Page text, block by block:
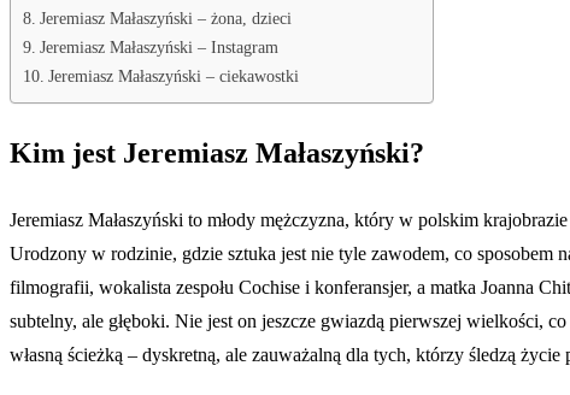
Jeremiasz Małaszyński – żona, dzieci
Jeremiasz Małaszyński – Instagram
Jeremiasz Małaszyński – ciekawostki
Kim jest Jeremiasz Małaszyński?
Jeremiasz Małaszyński to młody mężczyzna, który w polskim
Urodzony w rodzinie, gdzie sztuka jest nie tyle zawodem, co sposobem
filmografii, wokalista zespołu Cochise i konferansjer, a matka Joanna
subtelny, ale głęboki. Nie jest on jeszcze gwiazdą pierwszej wielkości,
własną ścieżką – dyskretną, ale zauważalną dla tych, którzy śledzą